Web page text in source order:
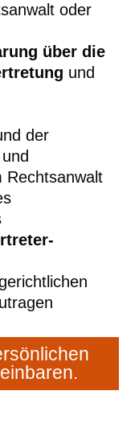
oder
über die
und
der
Rechtsanwalt